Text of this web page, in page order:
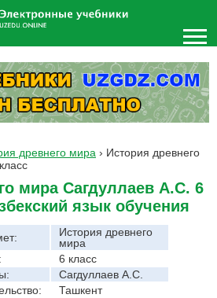
древнего мира › История древнего
мира Сагдуллаев А.С. 6
язык обучения
История древнего
мира
6 класс
Сагдуллаев А.С.
Ташкент